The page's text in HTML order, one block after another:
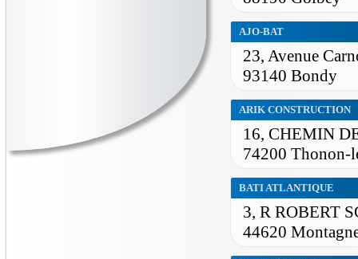
AJO-BAT
23, Avenue
93140 Bondy
ARIK CONSTRUCTION
16, CHEMIN
74200 Thonon-
BATI ATLANTIQUE
3, R ROBERT
44620